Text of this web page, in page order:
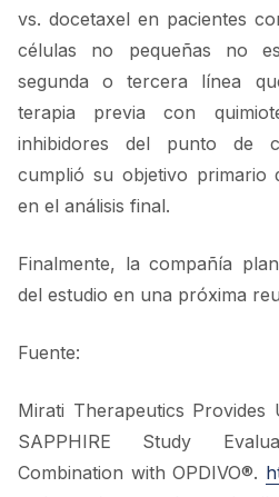
vs. docetaxel en pacientes
células no pequeñas no
segunda o tercera línea
terapia previa con
inhibidores del punto de
cumplió su objetivo primario
en el análisis final.
Finalmente, la compañía
del estudio en una próxima
Fuente:
Mirati Therapeutics
SAPPHIRE Study
Combination with OPDIVO®.